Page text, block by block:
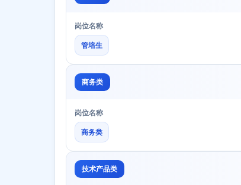
岗位名称
管培生
商务类
岗位名称
商务类
技术产品类